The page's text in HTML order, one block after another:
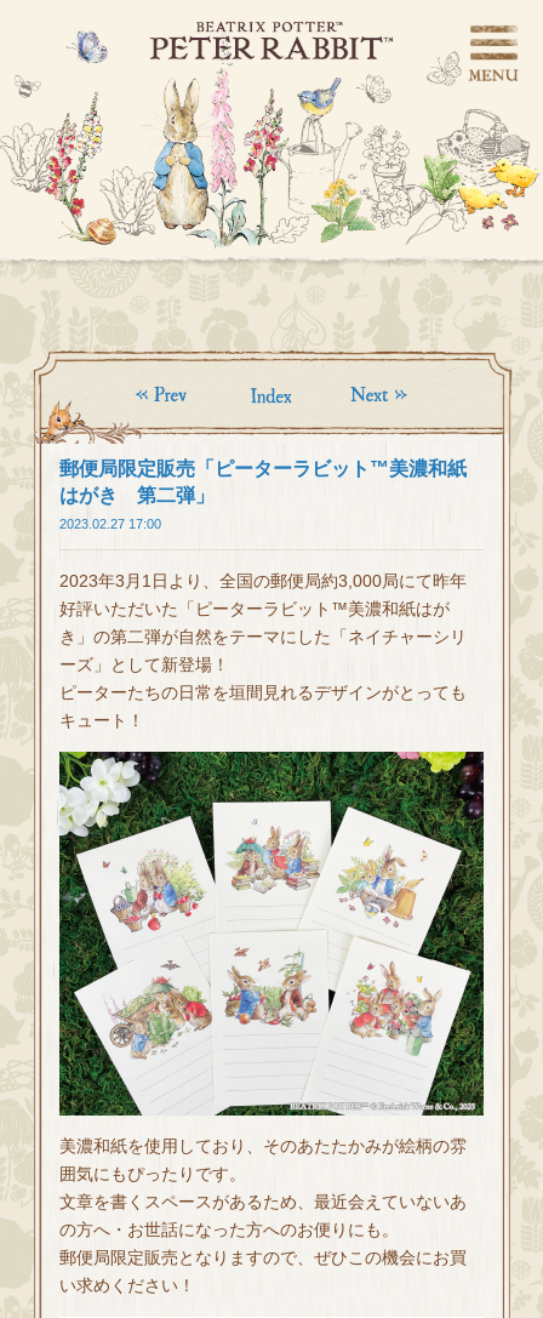
郵便局限定販売「ピーターラビット™美濃和紙
はがき 第二弾」
2023.02.27 17:00
2023年3月1日より、全国の郵便局約3,000局にて昨年
好評いただいた「ピーターラビット™美濃和紙はが
き」の第二弾が自然をテーマにした「ネイチャーシリ
ーズ」として新登場！
ピーターたちの日常を垣間見れるデザインがとっても
キュート！
美濃和紙を使用しており、そのあたたかみが絵柄の雰
囲気にもぴったりです。
文章を書くスペースがあるため、最近会えていないあ
の方へ・お世話になった方へのお便りにも。
郵便局限定販売となりますので、ぜひこの機会にお買
い求めください！